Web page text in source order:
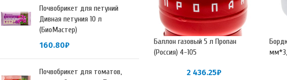
Почвобрикет для петуний
Дивная петуния 10 л
(БиоМастер)
160.80₽
Почвобрикет для томатов,
Баллон газовый 5 л Пропан
(Россия) 4-105
2 436.25₽